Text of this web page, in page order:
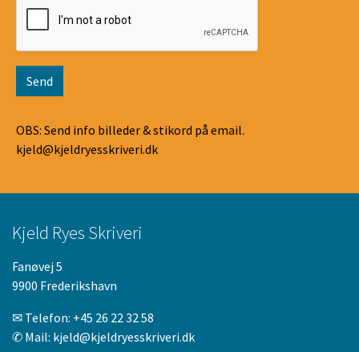
Send
OBS: Send info billeder & stikord på email.
kjeld@kjeldryesskriveri.dk
Kjeld Ryes Skriveri
Fanøvej 5
9900 Frederikshavn
✉ Telefon: +45 26 22 32 58
✆ Mail: kjeld@kjeldryesskriveri.dk